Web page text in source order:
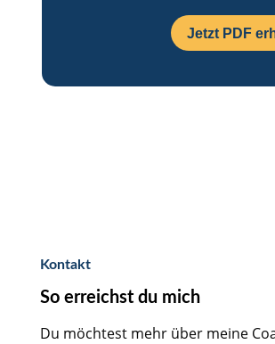
Kontakt
So erreichst du mich
Du möchtest mehr über meine